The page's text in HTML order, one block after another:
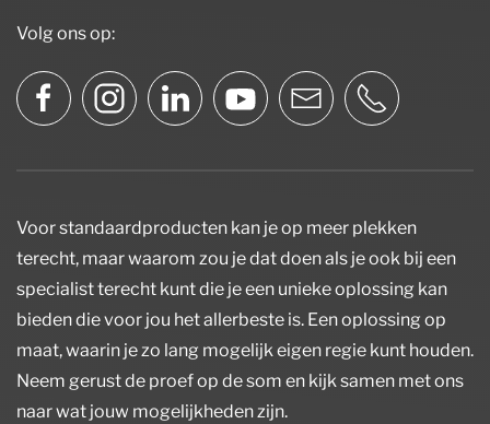
Volg ons op:
Voor standaardproducten kan je op meer plekken
terecht, maar waarom zou je dat doen als je ook bij een
specialist terecht kunt die je een unieke oplossing kan
bieden die voor jou het allerbeste is. Een oplossing op
maat, waarin je zo lang mogelijk eigen regie kunt houden.
Neem gerust de proef op de som en kijk samen met ons
naar wat jouw mogelijkheden zijn.